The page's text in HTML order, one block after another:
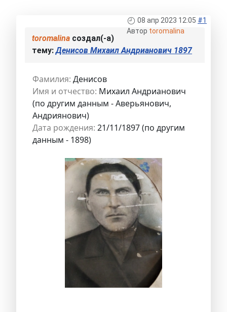
08 апр 2023 12:05 #1
Автор toromalina
toromalina создал(-а)
тему:Денисов Михаил Андрианович 1897
Фамилия: Денисов
Имя и отчество: Михаил Андрианович
(по другим данным - Аверьянович,
Андриянович)
Дата рождения: 21/11/1897 (по другим
данным - 1898)